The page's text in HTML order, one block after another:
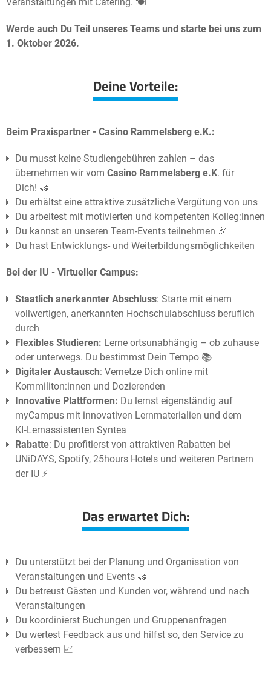
Werde auch Du Teil unseres Teams und starte bei uns zum
1. Oktober 2026.
Deine Vorteile:
Beim Praxispartner - Casino Rammelsberg e.K.:
Du musst keine Studiengebühren zahlen – das
übernehmen wir vom Casino Rammelsberg e.K. für
Dich! 🤝
Du erhältst eine attraktive zusätzliche Vergütung von uns
Du arbeitest mit motivierten und kompetenten Kolleg:innen
Du kannst an unseren Team-Events teilnehmen 🎉
Du hast Entwicklungs- und Weiterbildungsmöglichkeiten
Bei der IU - Virtueller Campus:
Staatlich anerkannter Abschluss: Starte mit einem
vollwertigen, anerkannten Hochschulabschluss beruflich
durch
Flexibles Studieren: Lerne ortsunabhängig – ob zuhause
oder unterwegs. Du bestimmst Dein Tempo 📚
Digitaler Austausch: Vernetze Dich online mit
Kommiliton:innen und Dozierenden
Innovative Plattformen: Du lernst eigenständig auf
myCampus mit innovativen Lernmaterialien und dem
KI‑Lernassistenten Syntea
Rabatte: Du profitierst von attraktiven Rabatten bei
UNiDAYS, Spotify, 25hours Hotels und weiteren Partnern
der IU ⚡️
Das erwartet Dich:
Du unterstützt bei der Planung und Organisation von
Veranstaltungen und Events 🤝
Du betreust Gästen und Kunden vor, während und nach
Veranstaltungen
Du koordinierst Buchungen und Gruppenanfragen
Du wertest Feedback aus und hilfst so, den Service zu
verbessern 📈